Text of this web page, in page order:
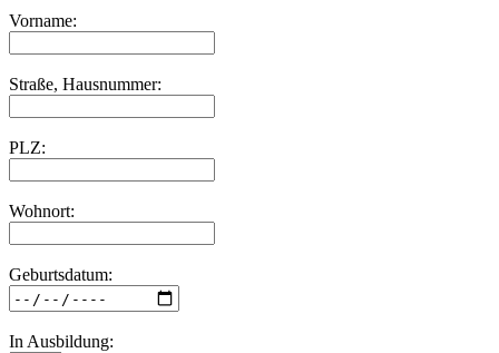
Vorname:
Straße, Hausnummer:
PLZ:
Wohnort:
Geburtsdatum:
In Ausbildung: